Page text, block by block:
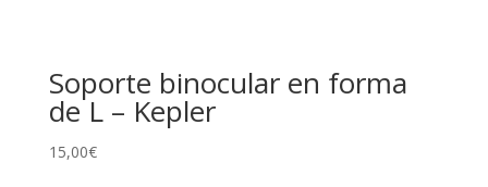
Soporte binocular en forma
de L – Kepler
15,00€